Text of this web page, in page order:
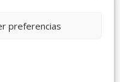
preferencias